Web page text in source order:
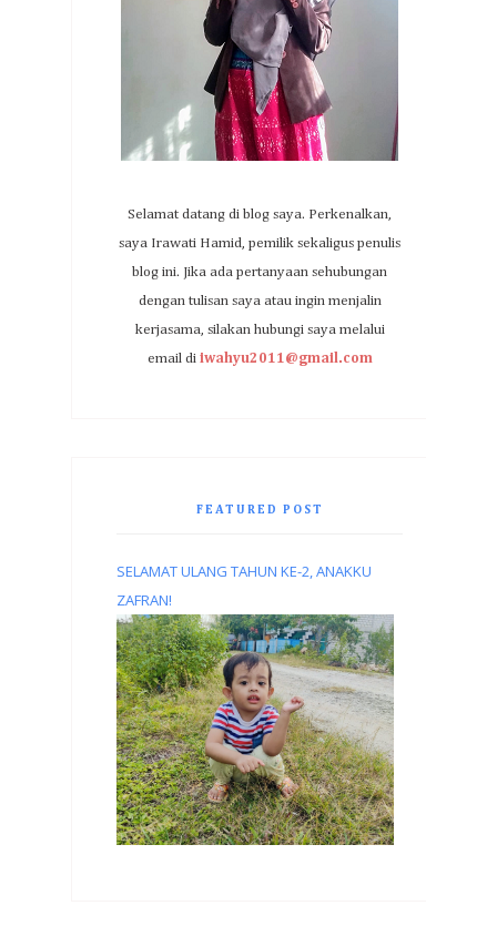
Selamat datang di blog saya. Perkenalkan,
saya Irawati Hamid, pemilik sekaligus penulis
blog ini. Jika ada pertanyaan sehubungan
dengan tulisan saya atau ingin menjalin
kerjasama, silakan hubungi saya melalui
email di iwahyu2011@gmail.com
FEATURED POST
SELAMAT ULANG TAHUN KE-2, ANAKKU
ZAFRAN!